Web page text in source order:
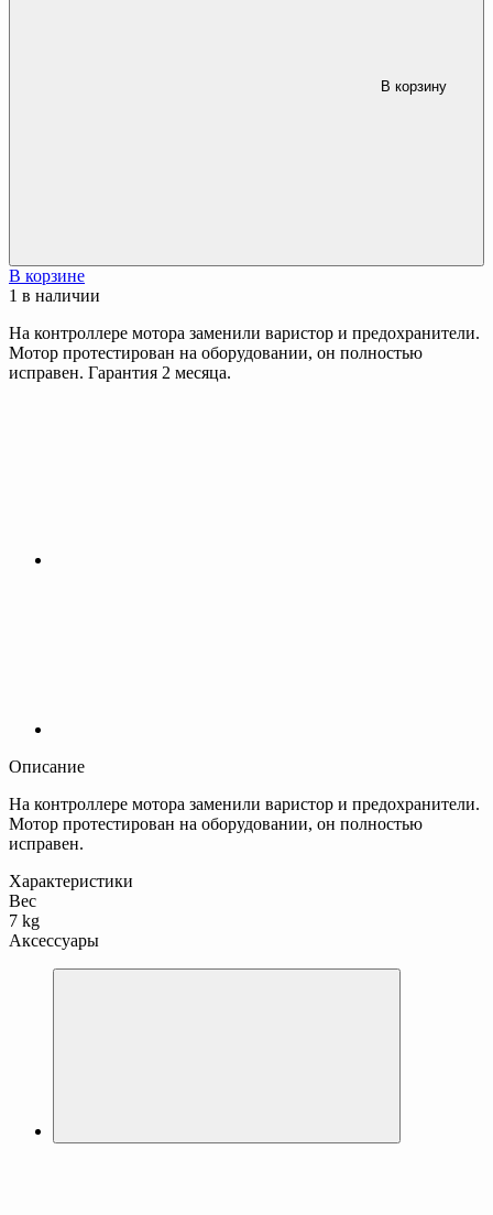
В корзине
1 в наличии
На контроллере мотора заменили варистор и предохранители.
Мотор протестирован на оборудовании, он полностью
исправен. Гарантия 2 месяца.
Описание
На контроллере мотора заменили варистор и предохранители.
Мотор протестирован на оборудовании, он полностью
исправен.
Характеристики
Вес
7 kg
Аксессуары